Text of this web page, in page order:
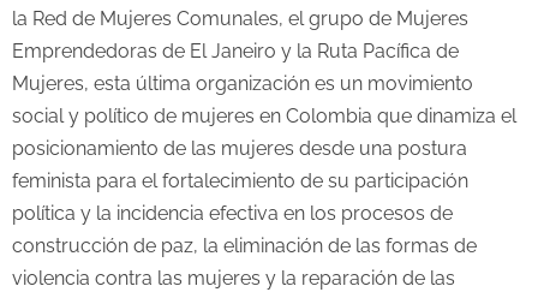
la Red de Mujeres Comunales, el grupo de Mujeres
Emprendedoras de El Janeiro y la Ruta Pacífica de
Mujeres, esta última organización es un movimiento
social y político de mujeres en Colombia que dinamiza el
posicionamiento de las mujeres desde una postura
feminista para el fortalecimiento de su participación
política y la incidencia efectiva en los procesos de
construcción de paz, la eliminación de las formas de
violencia contra las mujeres y la reparación de las